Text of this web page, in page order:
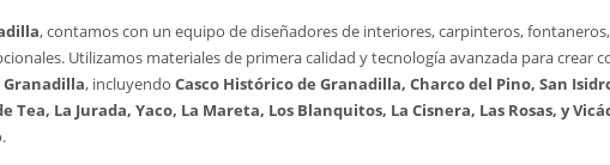
, contamos con un equipo de diseñadores de interiores, carpinteros,
Utilizamos materiales de primera calidad y tecnología avanzada para crear
Granadilla, incluyendo Casco Histórico de Granadilla, Charco del Pino, San
Tea, La Jurada, Yaco, La Mareta, Los Blanquitos, La Cisnera, Las Rosas, y